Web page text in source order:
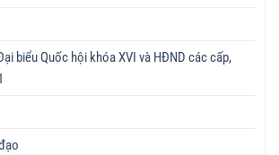
biểu Quốc hội khóa XVI và HĐND các cấp,